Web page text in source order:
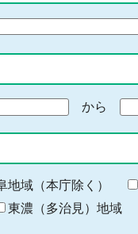
入
力
から
終
わ
り
地域（本庁除く）
東濃（多治見）地域